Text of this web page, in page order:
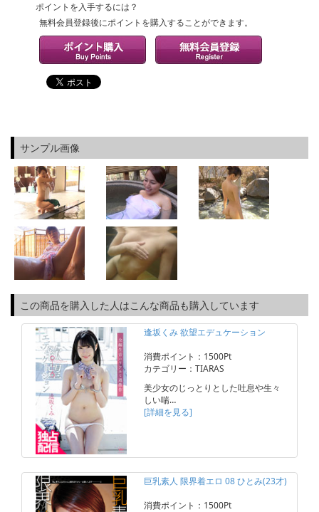
ポイントを入手するには？
無料会員登録後にポイントを購入することができます。
サンプル画像
この商品を購入した人はこんな商品も購入しています
逢坂くみ 欲望エデュケーション
消費ポイント：1500Pt
カテゴリー：TIARAS
美少女のじっとりとした吐息や生々
しい喘…
[詳細を見る]
巨乳素人 限界着エロ 08 ひとみ(23才)
消費ポイント：1500Pt